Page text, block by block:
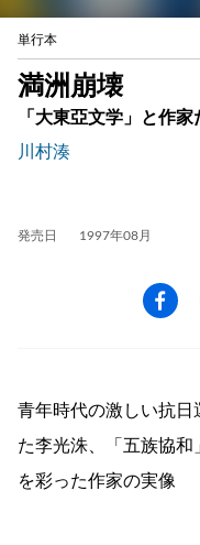
単行本
満洲崩壊
「大東亞文学」と作家
川村湊
発売日 1997年08月
青年時代の激しい抗日
た李光洙、「五族協和
を彩った作家の実像